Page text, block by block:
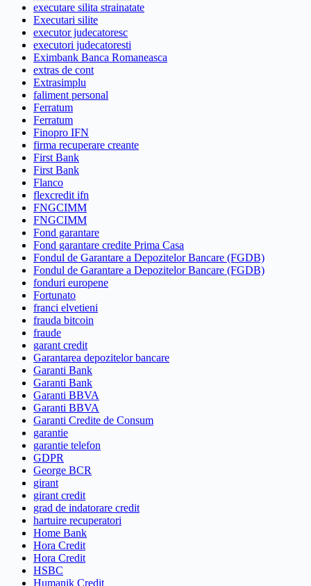
executare silita strainatate
Executari silite
executor judecatoresc
executori judecatoresti
Eximbank Banca Romaneasca
extras de cont
Extrasimplu
faliment personal
Ferratum
Ferratum
Finopro IFN
firma recuperare creante
First Bank
First Bank
Flanco
flexcredit ifn
FNGCIMM
FNGCIMM
Fond garantare
Fond garantare credite Prima Casa
Fondul de Garantare a Depozitelor Bancare (FGDB)
Fondul de Garantare a Depozitelor Bancare (FGDB)
fonduri europene
Fortunato
franci elvetieni
frauda bitcoin
fraude
garant credit
Garantarea depozitelor bancare
Garanti Bank
Garanti Bank
Garanti BBVA
Garanti BBVA
Garanti Credite de Consum
garantie
garantie telefon
GDPR
George BCR
girant
girant credit
grad de indatorare credit
hartuire recuperatori
Home Bank
Hora Credit
Hora Credit
HSBC
Humanik Credit